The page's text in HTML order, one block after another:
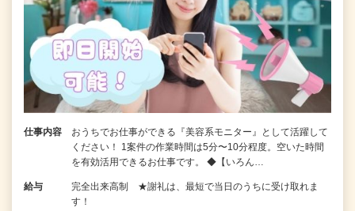
仕事内容
おうちでお仕事ができる『美容系モニター』として活躍して
ください！ 1案件の作業時間は5分〜10分程度。空いた時間
を有効活用できるお仕事です。 ◆【いろん…
給与
完全出来高制 ★謝礼は、最短で当日のうちに受け取れま
す！